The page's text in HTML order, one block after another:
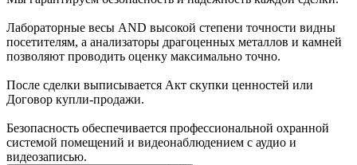
Лабораторные весы AND высокой степени точности видны
посетителям, а анализаторы драгоценных металлов и камней
позволяют проводить оценку максимально точно.
После сделки выписывается Акт скупки ценностей или
Договор купли-продажи.
Безопасность обеспечивается профессиональной охранной
системой помещений и видеонаблюдением с аудио и
видеозаписью.